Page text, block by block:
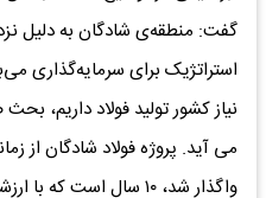
گفت: منطقه‌ی شادگان به دلیل
استراتژیک برای سرمایه‌گذاری
نیاز کشور تولید فولاد داریم،
می آید. پروژه فولاد شادگان از